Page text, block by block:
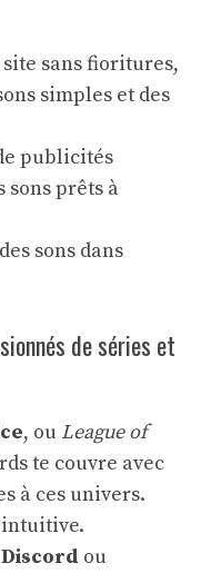
site sans fioritures,
simples et des
publicités
sons prêts à
sons dans
de séries et
, ou League of
te couvre avec
à ces univers.
Discord ou